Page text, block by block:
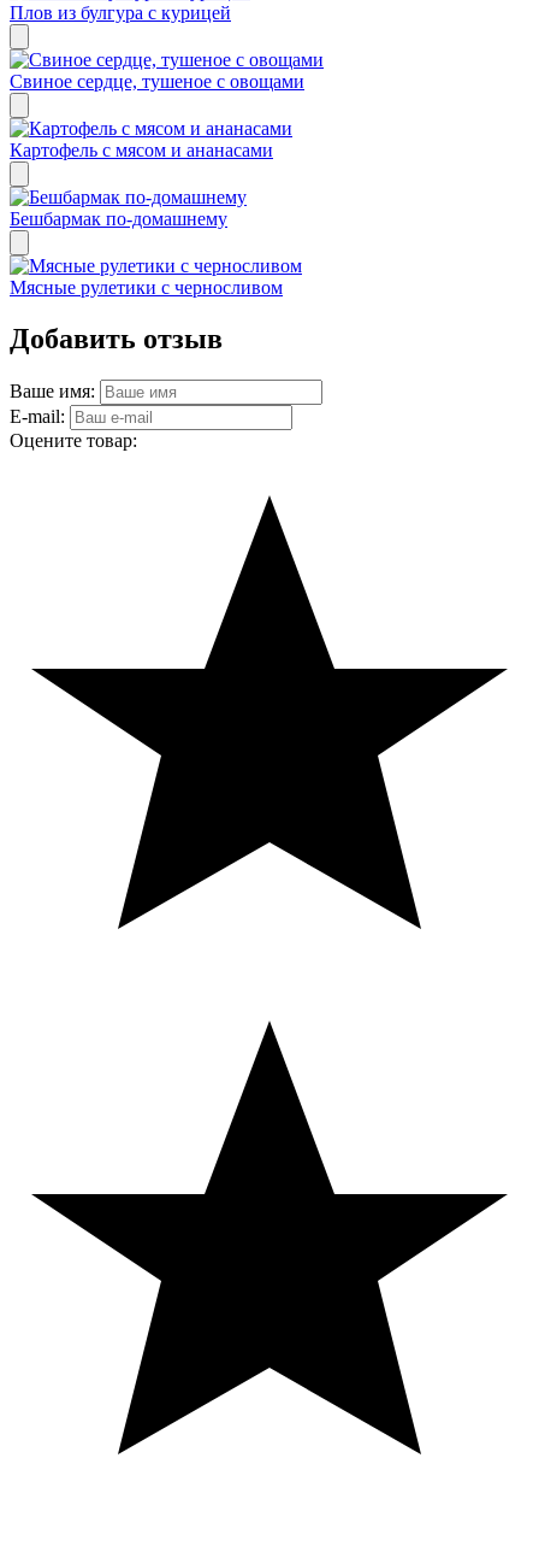
Плов из булгура с курицей
Свиное сердце, тушеное с овощами
Картофель с мясом и ананасами
Бешбармак по-домашнему
Мясные рулетики с черносливом
Добавить отзыв
Ваше имя:
E-mail:
Оцените товар: